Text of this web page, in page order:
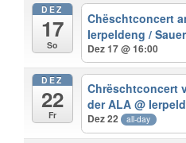
DEZ
17
So
Chëschtconcert
Ierpeldeng / Sauer
Dez 17 @ 16:00
DEZ
22
Fr
Chrëschtconcert
der ALA@
Dez 22 all-day